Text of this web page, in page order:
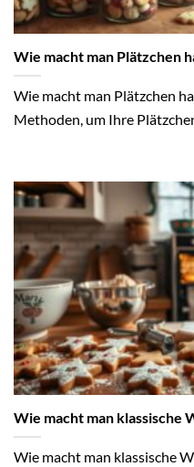
Wie macht man Plätzchen
Wie macht man Plätzchen
Methoden, um Ihre
Wie macht man klassische
Wie macht man klassische